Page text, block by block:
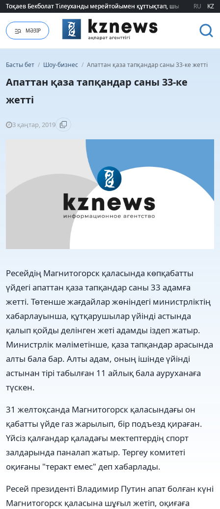
Тоқаев Бекболат Тілеуханды мерейтойымен құттықтап, шығармашылық
Тоқаев Бекболат Тілеуханды мерейтойымен құттықтап, шығармашылық
RU KZ
МӘЗІР
Басты бет / Шоу-бизнес / Апаттан қаза тапқандар саны 33-ке жетті
Апаттан қаза тапқандар саны 33-ке
жетті
3 қаңтар, 2019
Ресейдің Магнитогорск қаласында көпқабатты
үйдегі апаттан қаза тапқандар саны 33 адамға
жетті. Төтенше жағдайлар жөніндегі министрліктің
хабарлауынша, құтқарушылар үйінді астында
қалып қойды делінген жеті адамды іздеп жатыр.
Министрлік мәліметінше, қаза тапқандар арасында
алты бала бар. Алты адам, оның ішінде үйінді
астынан тірі табылған 11 айлық бала ауруханаға
түскен.
31 желтоқсанда Магнитогорск қаласындағы он
қабатты үйде газ жарылып, бір подъезд қираған.
Үйсіз қалғандар қаладағы мектептердің спорт
залдарында паналап жатыр. Тергеу комитеті
оқиғаны "теракт емес" деп хабарлады.
Ресей президенті Владимир Путин апат болған күні
Магнитогорск қаласына шұғыл жетіп, оқиғаға